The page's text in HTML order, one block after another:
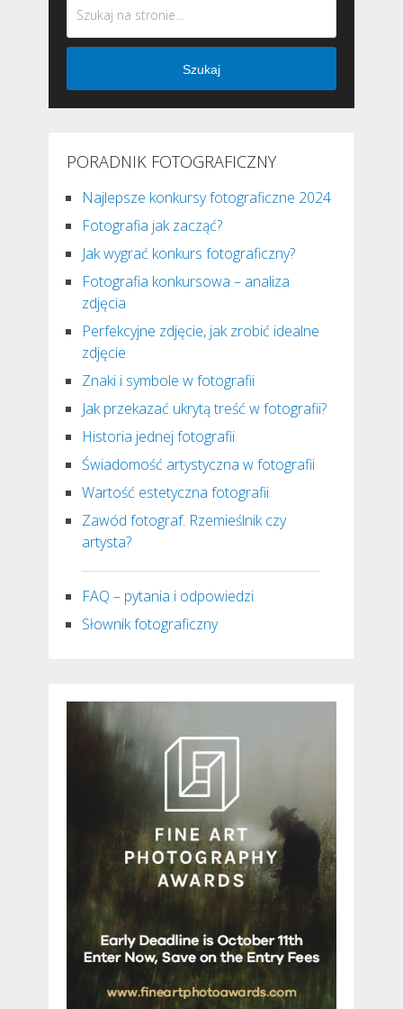
Szukaj
PORADNIK FOTOGRAFICZNY
Najlepsze konkursy fotograficzne 2024
Fotografia jak zacząć?
Jak wygrać konkurs fotograficzny?
Fotografia konkursowa – analiza
zdjęcia
Perfekcyjne zdjęcie, jak zrobić idealne
zdjęcie
Znaki i symbole w fotografii
Jak przekazać ukrytą treść w fotografii?
Historia jednej fotografii
Świadomość artystyczna w fotografii
Wartość estetyczna fotografii
Zawód fotograf. Rzemieślnik czy
artysta?
FAQ – pytania i odpowiedzi
Słownik fotograficzny